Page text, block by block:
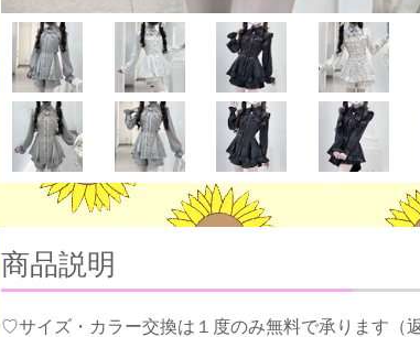
商品説明
♡サイズ・カラー交換は１度のみ無料で承ります（